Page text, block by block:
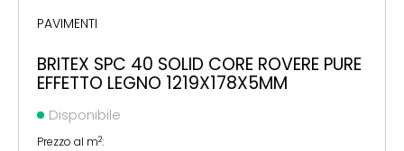
PAVIMENTI
BRITEX SPC 40 SOLID CORE ROVERE PURE
EFFETTO LEGNO 1219X178X5MM
Disponibile
Prezzo al m2: